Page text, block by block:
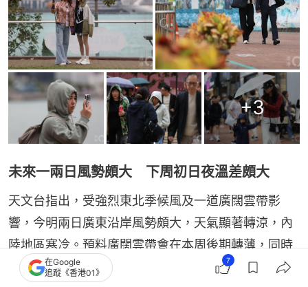
+3
未來一兩日風勢頗大 下周初日夜溫差頗大
天文台指出，受強烈東北季候風及一道廣闊雲帶影
響，今明兩日廣東沿岸風勢頗大，天氣顯著轉涼，內
陸地區寒冷。預料廣闊雲帶會在本周後期轉薄，同時
東北季候風亦逐步緩和，華南地區天色好轉，氣溫逐
在Google
追蹤《香港01》
7